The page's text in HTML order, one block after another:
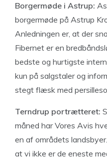
Borgermøde i Astrup:
borgermøde på Astrup
Anledningen er, at der
Fibernet er en
bedste og hurtigste
kun på salgstaler og
stegt flæsk med
Terndrup portrætteret:
måned har Vores Avis
en af områdets
at vi ikke er de eneste